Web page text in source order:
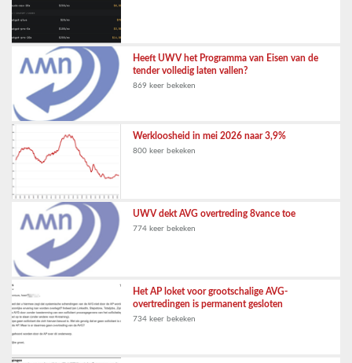
Heeft UWV het Programma van Eisen van de
tender volledig laten vallen?
869 keer bekeken
Werkloosheid in mei 2026 naar 3,9%
800 keer bekeken
UWV dekt AVG overtreding 8vance toe
774 keer bekeken
Het AP loket voor grootschalige AVG-
overtredingen is permanent gesloten
734 keer bekeken